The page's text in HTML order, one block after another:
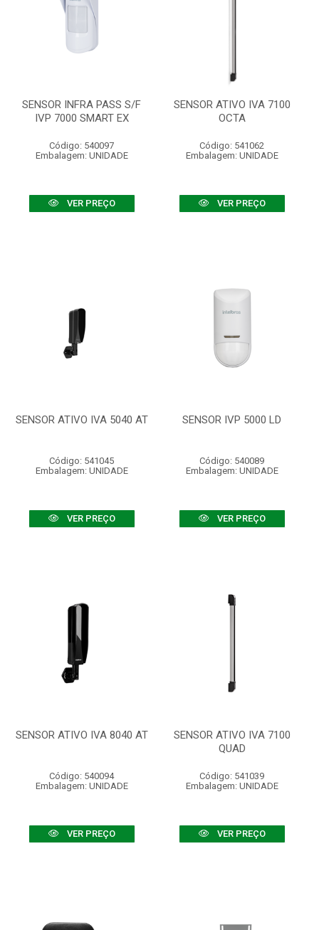
SENSOR INFRA PASS S/F
IVP 7000 SMART EX
Código: 540097
Embalagem: UNIDADE
VER PREÇO
SENSOR ATIVO IVA 7100
OCTA
Código: 541062
Embalagem: UNIDADE
VER PREÇO
SENSOR ATIVO IVA 5040 AT
Código: 541045
Embalagem: UNIDADE
VER PREÇO
SENSOR IVP 5000 LD
Código: 540089
Embalagem: UNIDADE
VER PREÇO
SENSOR ATIVO IVA 8040 AT
Código: 540094
Embalagem: UNIDADE
VER PREÇO
SENSOR ATIVO IVA 7100
QUAD
Código: 541039
Embalagem: UNIDADE
VER PREÇO